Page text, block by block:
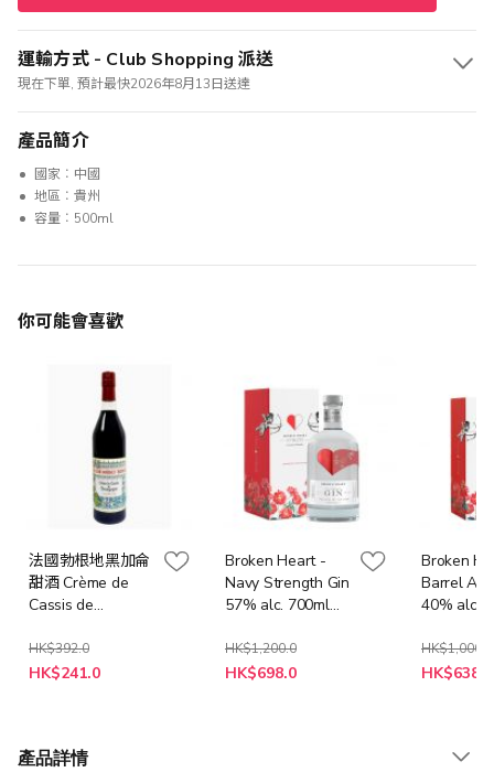
運輸方式 - Club Shopping 派送
現在下單, 預計最快2026年8月13日送達
產品簡介
國家︰中國
地區︰貴州
容量︰500ml
你可能會喜歡
法國勃根地黑加侖
甜酒 Crème de
Cassis de
HK$392.0
特
HK$241.0
Broken Heart -
Navy Strength Gin
57% alc. 700ml
HK$1,200.0
特
HK$698.0
Broken
Barrel
40% alc.
HK$1,000.0
特
HK$638.0
產品詳情